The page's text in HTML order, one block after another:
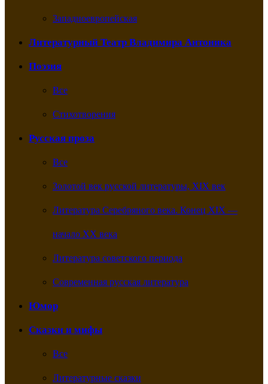
Западноевропейская
Литературный Театр Владимира Антоника
Поэзия
Все
Стихотворения
Русская проза
Все
Золотой век русской литературы, XIX век
Литература Серебряного века. Конец XIX —
начало XX века
Литература советского периода
Современная русская литература
Юмор
Сказки и мифы
Все
Литературные сказки